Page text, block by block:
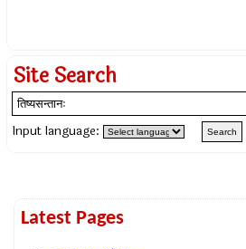
Site Search
Input language:
Latest Pages